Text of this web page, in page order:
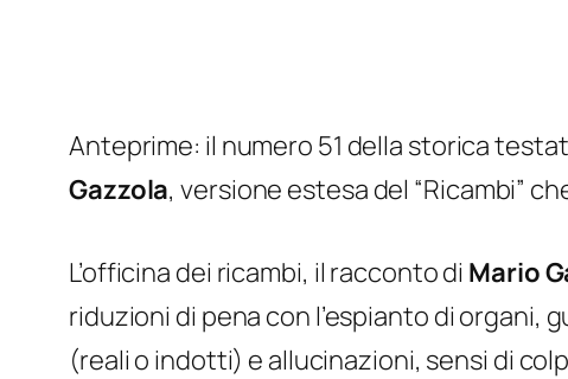
Anteprime: il numero 51 della storica
Gazzola, versione estesa del “Ricambi”
L’officina dei ricambi, il racconto di Mario
riduzioni di pena con l’espianto di organi,
(reali o indotti) e allucinazioni, sensi di